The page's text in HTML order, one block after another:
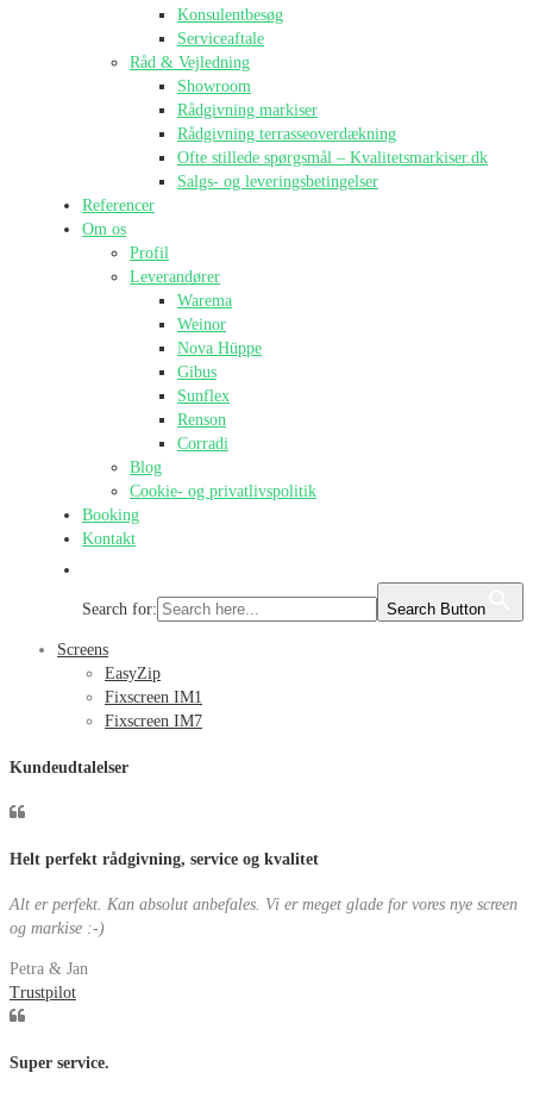
Konsulentbesøg
Serviceaftale
Råd & Vejledning
Showroom
Rådgivning markiser
Rådgivning terrasseoverdækning
Ofte stillede spørgsmål – Kvalitetsmarkiser.dk
Salgs- og leveringsbetingelser
Referencer
Om os
Profil
Leverandører
Warema
Weinor
Nova Hüppe
Gibus
Sunflex
Renson
Corradi
Blog
Cookie- og privatlivspolitik
Booking
Kontakt
Search for: Search Button
Screens
EasyZip
Fixscreen IM1
Fixscreen IM7
Kundeudtalelser
Helt perfekt rådgivning, service og kvalitet
Alt er perfekt. Kan absolut anbefales. Vi er meget glade for vores nye screen
og markise :-)
Petra & Jan
Trustpilot
Super service.